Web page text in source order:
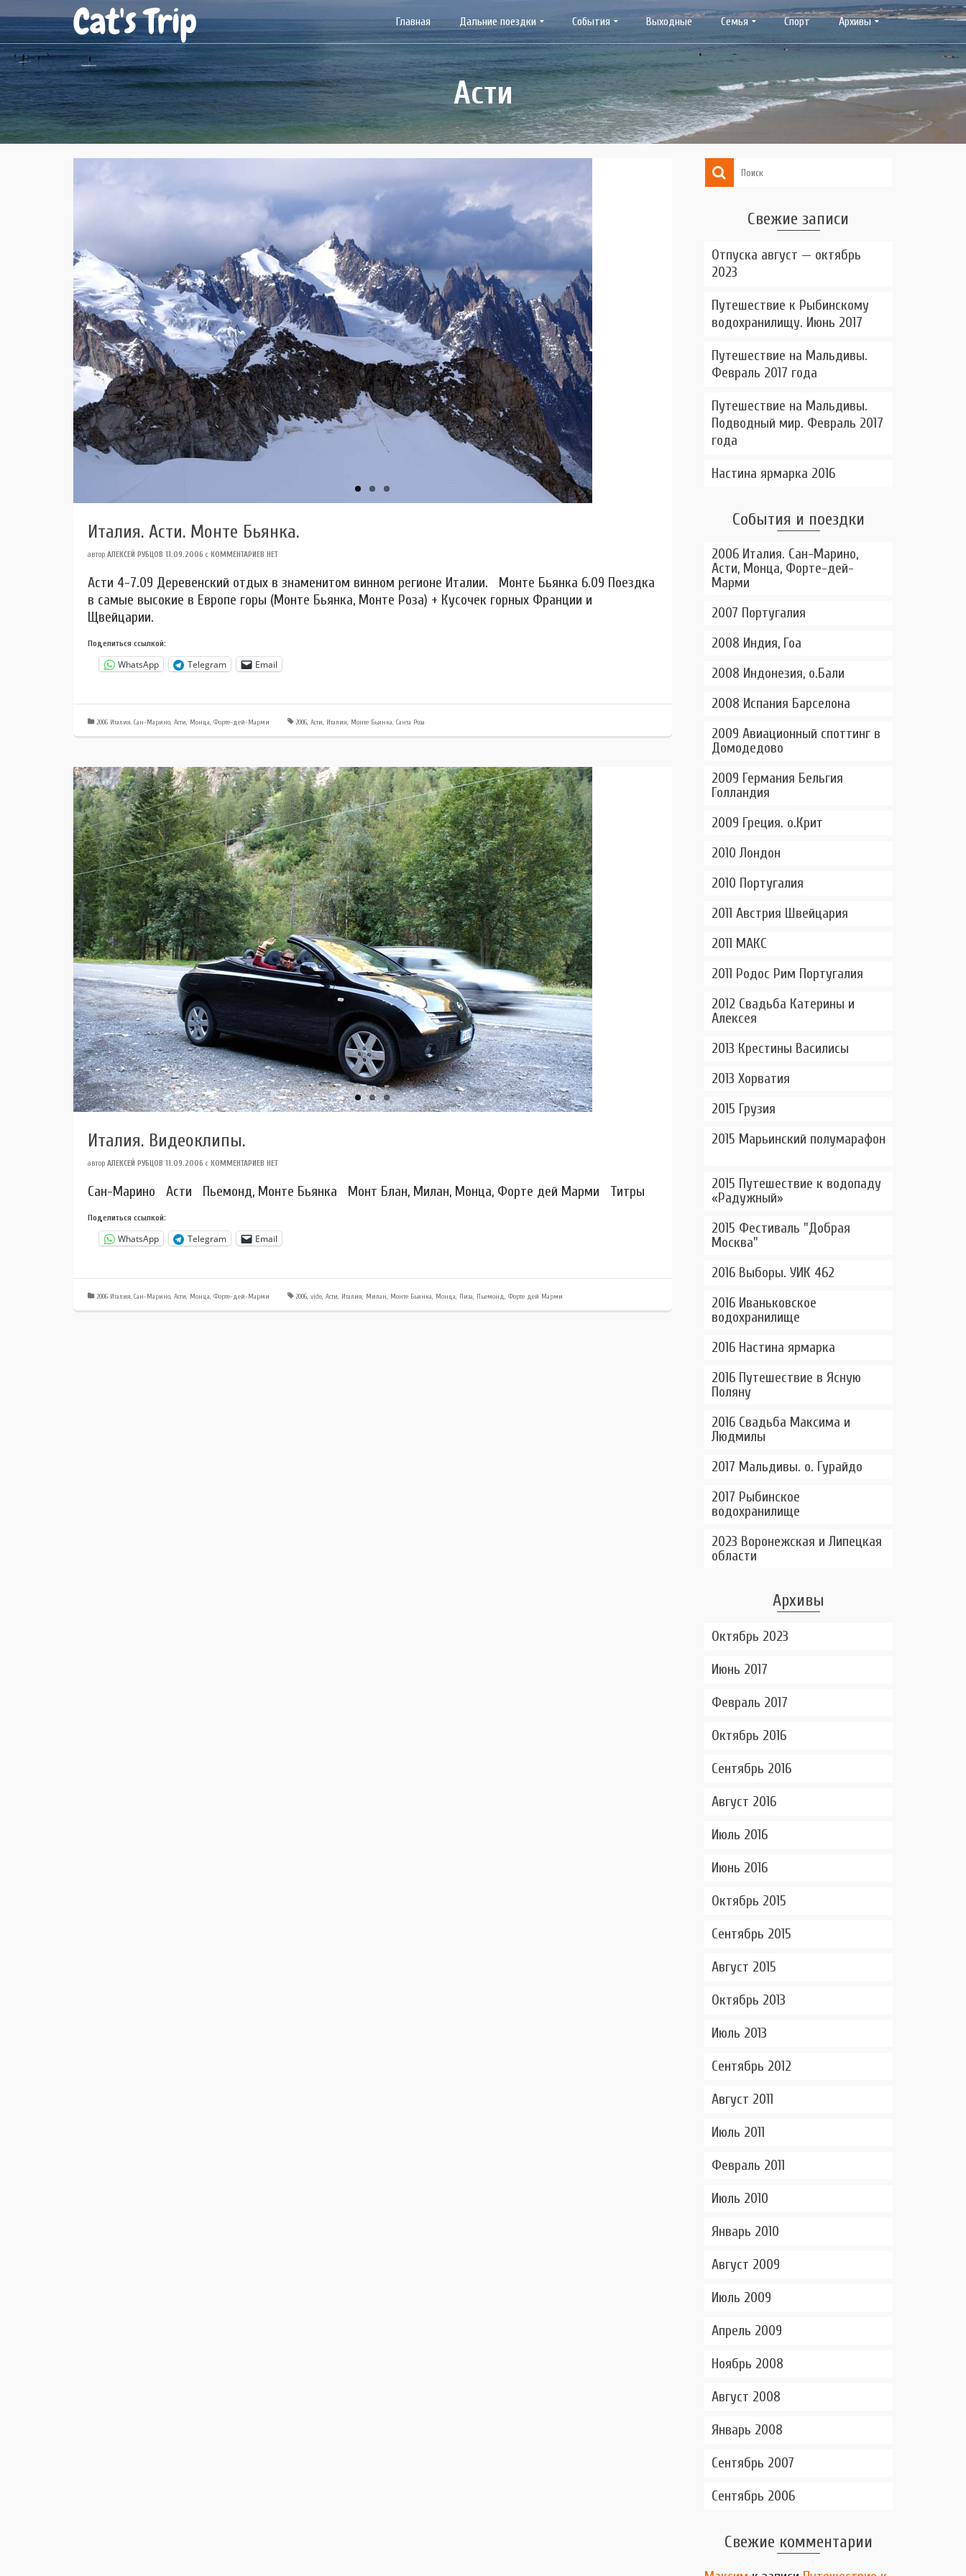
Cat's Trip Главная Дальние поездки События Выходные Семья Спорт Архивы
Асти
Италия. Асти. Монте Бьянка.
автор АЛЕКСЕЙ РУБЦОВ 11.09.2006 с КОММЕНТАРИЕВ НЕТ
Асти 4-7.09 Деревенский отдых в знаменитом винном регионе Италии. Монте Бьянка 6.09 Поездка
в самые высокие в Европе горы (Монте Бьянка, Монте Роза) + Кусочек горных Франции и
Щвейцарии.
Поделиться ссылкой:
WhatsApp Telegram Email
2006 Италия. Сан-Марино, Асти, Монца, Форте-дей-Марми 2006, Асти, Италия, Монте Бьянка, Санта Роза
Италия. Видеоклипы.
автор АЛЕКСЕЙ РУБЦОВ 11.09.2006 с КОММЕНТАРИЕВ НЕТ
Сан-Марино Асти Пьемонд, Монте Бьянка Монт Блан, Милан, Монца, Форте дей Марми Титры
Поделиться ссылкой:
WhatsApp Telegram Email
2006 Италия. Сан-Марино, Асти, Монца, Форте-дей-Марми 2006, vide, Асти, Италия, Милан, Монте Бьянка, Монца, Пиза, Пьемонд, Форте дей Марми
Свежие записи
Отпуска август — октябрь
2023
Путешествие к Рыбинскому
водохранилищу. Июнь 2017
Путешествие на Мальдивы.
Февраль 2017 года
Путешествие на Мальдивы.
Подводный мир. Февраль 2017
года
Настина ярмарка 2016
События и поездки
2006 Италия. Сан-Марино,
Асти, Монца, Форте-дей-
Марми
2007 Португалия
2008 Индия, Гоа
2008 Индонезия, о.Бали
2008 Испания Барселона
2009 Авиационный споттинг в
Домодедово
2009 Германия Бельгия
Голландия
2009 Греция. о.Крит
2010 Лондон
2010 Португалия
2011 Австрия Швейцария
2011 МАКС
2011 Родос Рим Португалия
2012 Свадьба Катерины и
Алексея
2013 Крестины Василисы
2013 Хорватия
2015 Грузия
2015 Марьинский полумарафон
2015 Путешествие к водопаду
«Радужный»
2015 Фестиваль "Добрая
Москва"
2016 Выборы. УИК 462
2016 Иваньковское
водохранилище
2016 Настина ярмарка
2016 Путешествие в Ясную
Поляну
2016 Свадьба Максима и
Людмилы
2017 Мальдивы. о. Гурайдо
2017 Рыбинское
водохранилище
2023 Воронежская и Липецкая
области
Архивы
Октябрь 2023
Июнь 2017
Февраль 2017
Октябрь 2016
Сентябрь 2016
Август 2016
Июль 2016
Июнь 2016
Октябрь 2015
Сентябрь 2015
Август 2015
Октябрь 2013
Июль 2013
Сентябрь 2012
Август 2011
Июль 2011
Февраль 2011
Июль 2010
Январь 2010
Август 2009
Июль 2009
Апрель 2009
Ноябрь 2008
Август 2008
Январь 2008
Сентябрь 2007
Сентябрь 2006
Свежие комментарии